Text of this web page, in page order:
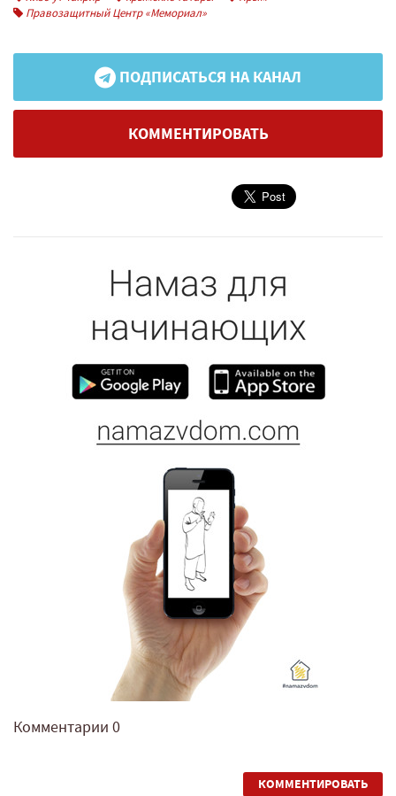
Правозащитный Центр «Мемориал»
ПОДПИСАТЬСЯ НА КАНАЛ
КОММЕНТИРОВАТЬ
Комментарии 0
КОММЕНТИРОВАТЬ